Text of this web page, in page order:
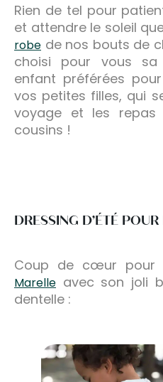
Rien de tel pour
et attendre le soleil
robe de nos bouts de
choisi pour vous
enfant préférées
vos petites filles, qui
voyage et les
cousins !
DRESSING D’ÉTÉ
Coup de cœur pour
Marelle avec son joli
dentelle :